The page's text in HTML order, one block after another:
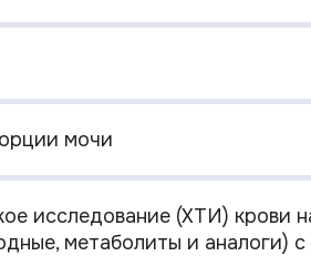
мочи
исследование (ХТИ) крови
метаболиты и аналоги)